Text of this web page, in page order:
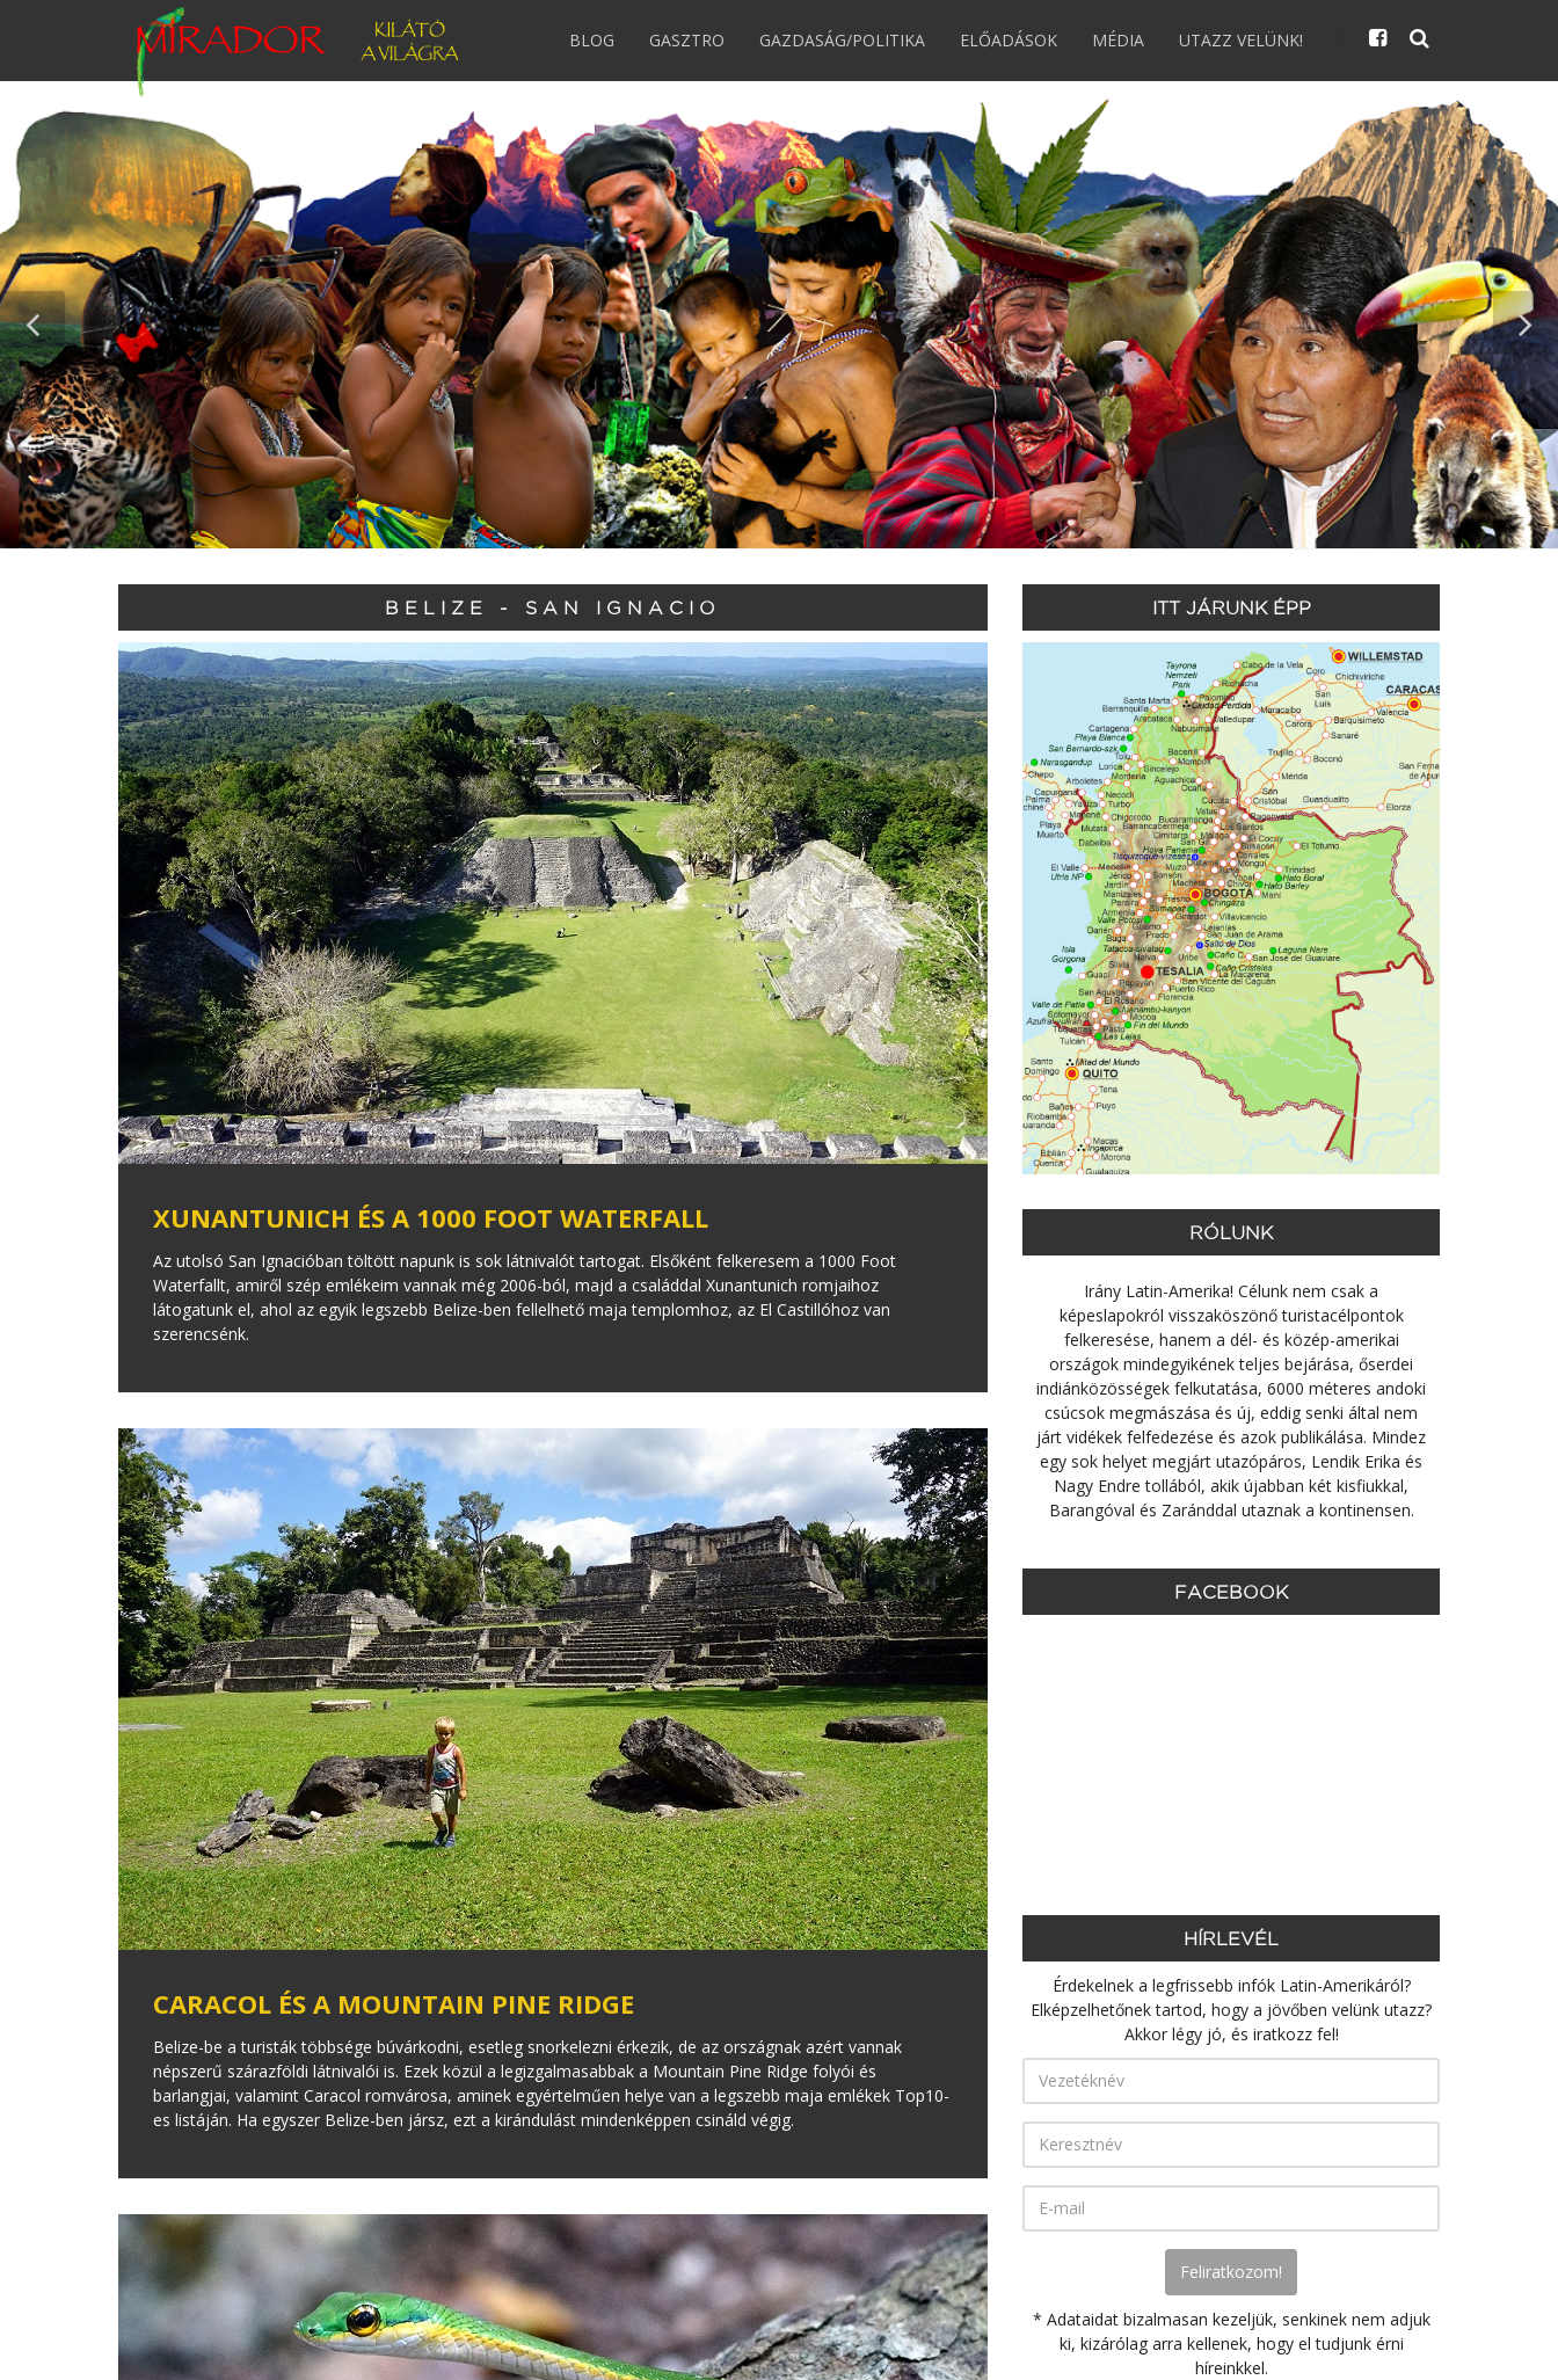
BLOG GASZTRO GAZDASÁG/POLITIKA ELŐADÁSOK MÉDIA UTAZZ VELÜNK!
BELIZE - SAN IGNACIO
XUNANTUNICH ÉS A 1000 FOOT WATERFALL
Az utolsó San Ignacióban töltött napunk is sok látnivalót tartogat. Elsőként felkeresem a 1000 Foot
Waterfallt, amiről szép emlékeim vannak még 2006-ból, majd a családdal Xunantunich romjaihoz
látogatunk el, ahol az egyik legszebb Belize-ben fellelhető maja templomhoz, az El Castillóhoz van
szerencsénk.
CARACOL ÉS A MOUNTAIN PINE RIDGE
Belize-be a turisták többsége búvárkodni, esetleg snorkelezni érkezik, de az országnak azért vannak
népszerű szárazföldi látnivalói is. Ezek közül a legizgalmasabbak a Mountain Pine Ridge folyói és
barlangjai, valamint Caracol romvárosa, aminek egyértelműen helye van a legszebb maja emlékek Top10-
es listáján. Ha egyszer Belize-ben jársz, ezt a kirándulást mindenképpen csináld végig.
ITT JÁRUNK ÉPP
RÓLUNK
Irány Latin-Amerika! Célunk nem csak a
képeslapokról visszaköszönő turistacélpontok
felkeresése, hanem a dél- és közép-amerikai
országok mindegyikének teljes bejárása, őserdei
indiánközösségek felkutatása, 6000 méteres andoki
csúcsok megmászása és új, eddig senki által nem
járt vidékek felfedezése és azok publikálása. Mindez
egy sok helyet megjárt utazópáros, Lendik Erika és
Nagy Endre tollából, akik újabban két kisfiukkal,
Barangóval és Zaránddal utaznak a kontinensen.
FACEBOOK
HÍRLEVÉL
Érdekelnek a legfrissebb infók Latin-Amerikáról?
Elképzelhetőnek tartod, hogy a jövőben velünk utazz?
Akkor légy jó, és iratkozz fel!
* Adataidat bizalmasan kezeljük, senkinek nem adjuk
ki, kizárólag arra kellenek, hogy el tudjunk érni
híreinkkel.